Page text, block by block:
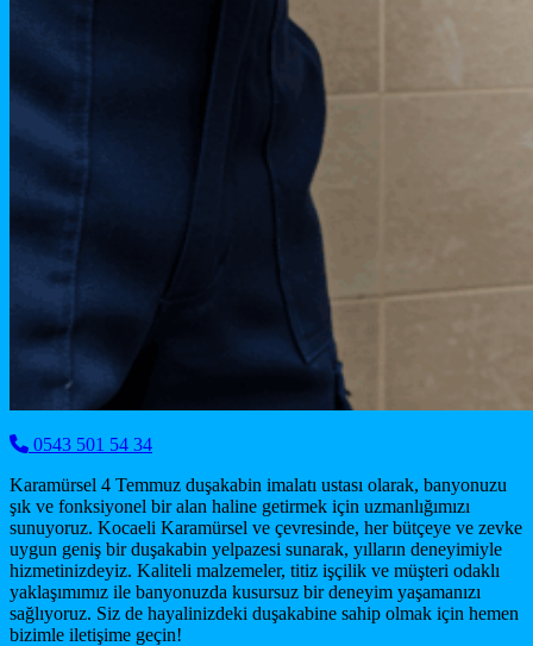
0543 501 54 34
Karamürsel 4 Temmuz duşakabin imalatı ustası olarak, banyonuzu
şık ve fonksiyonel bir alan haline getirmek için uzmanlığımızı
sunuyoruz. Kocaeli Karamürsel ve çevresinde, her bütçeye ve zevke
uygun geniş bir duşakabin yelpazesi sunarak, yılların deneyimiyle
hizmetinizdeyiz. Kaliteli malzemeler, titiz işçilik ve müşteri odaklı
yaklaşımımız ile banyonuzda kusursuz bir deneyim yaşamanızı
sağlıyoruz. Siz de hayalinizdeki duşakabine sahip olmak için hemen
bizimle iletişime geçin!